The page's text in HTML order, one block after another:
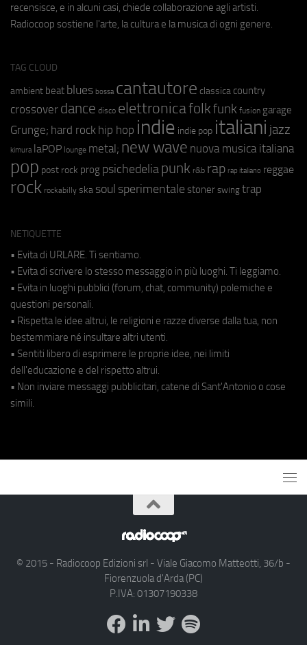
recensisce, e in alcuni casi, chiede collaborazione agli artisti.
Radiocoop sostiene l'arte, la cultura e la musica di ogni genere.
TAG CLOUD
ambient beat blues bossa cantautore classica country
crossover dance disco elettronicafolkfunk fusion garage
Grunge; hard rock hip hop indie indie pop italiani jazz
kimura laPOP lounge metal; new wave nuova musica italiana
pop post rock prog psichedeliapunk r&b rap rap italiano reggae
rock rockabilly ska soul sperimentale stoner swing trap
NETIQUETTE
• Evita di URLARE. Ti sentiamo.
• Evita di scrivere lo stesso messaggio in più luoghi. Ti leggiamo.
• Evita in luoghi pubblici (forum, chat, community) polemiche e
questioni personali.
• Rispetta le idee altrui, le religioni e razze diverse dalla tua, non
bestemmiare né insultare altri utenti.
• Sentiti libero di esprimere le proprie idee, nei limiti
dell'educazione e del rispetto altrui.
• Non inviare messaggi pubblicitari, catene di Sant'Antonio o cose
simili.
© 2015 - Radiocoop Edizioni srl - Viale Giacomo Matteotti, 36/b -
Fiorenzuola d'Arda (PC)
P.IVA: 01307190338